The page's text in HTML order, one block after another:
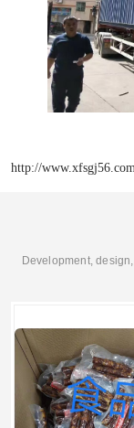
http://www.xfsgj56.com
Development,